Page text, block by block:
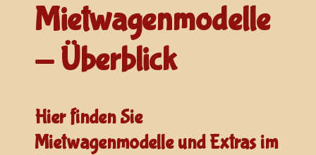
Mietwagenmodelle
- Überblick
Hier finden Sie
Mietwagenmodelle und Extras im